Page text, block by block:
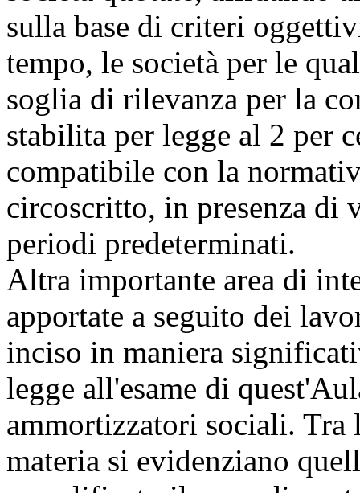
sulla base di criteri
tempo, le società per le
soglia di rilevanza per la
stabilita per legge al 2 per
compatibile con la
circoscritto, in presenza di
periodi predeterminati.
Altra importante area di
apportate a seguito dei
inciso in maniera
legge all'esame di
ammortizzatori sociali.
materia si evidenziano